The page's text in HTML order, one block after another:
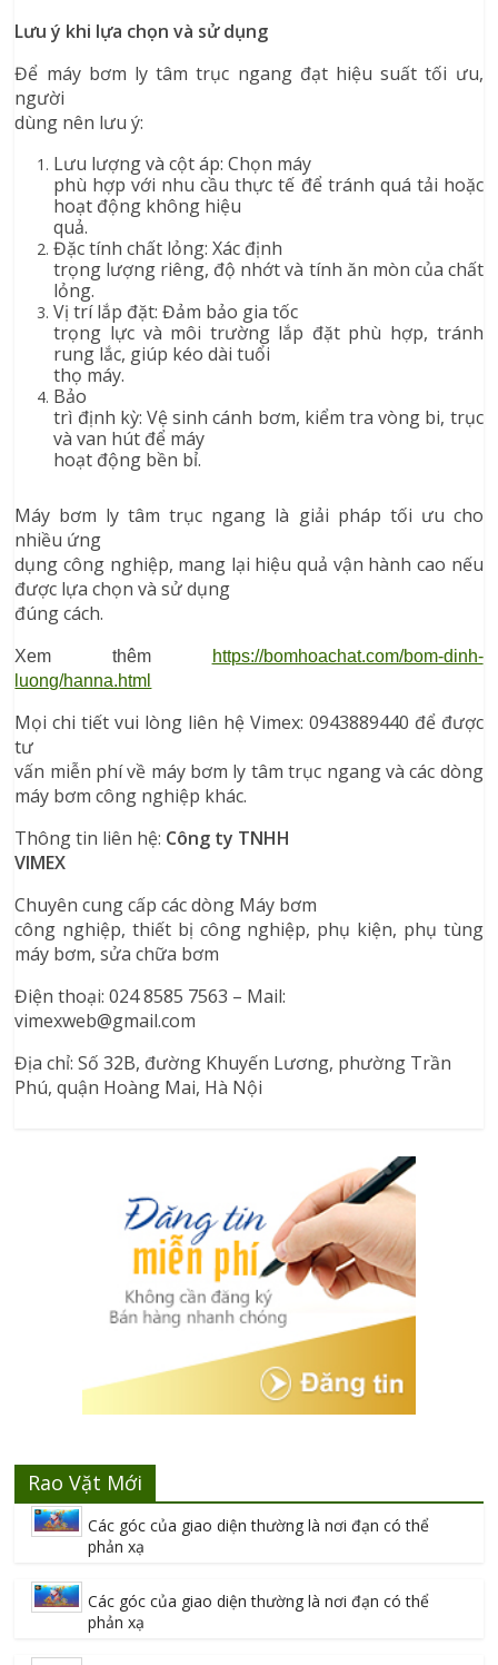
Lưu ý khi lựa chọn và sử dụng
Để máy bơm ly tâm trục ngang đạt hiệu suất tối ưu,
người
dùng nên lưu ý:
Lưu lượng và cột áp: Chọn máy
phù hợp với nhu cầu thực tế để tránh quá tải hoặc
hoạt động không hiệu
quả.
Đặc tính chất lỏng: Xác định
trọng lượng riêng, độ nhớt và tính ăn mòn của chất
lỏng.
Vị trí lắp đặt: Đảm bảo gia tốc
trọng lực và môi trường lắp đặt phù hợp, tránh
rung lắc, giúp kéo dài tuổi
thọ máy.
Bảo
trì định kỳ: Vệ sinh cánh bơm, kiểm tra vòng bi, trục
và van hút để máy
hoạt động bền bỉ.
Máy bơm ly tâm trục ngang là giải pháp tối ưu cho
nhiều ứng
dụng công nghiệp, mang lại hiệu quả vận hành cao nếu
được lựa chọn và sử dụng
đúng cách.
Xem thêm
https://bomhoachat.com/bom-dinh-
luong/hanna.html
Mọi chi tiết vui lòng liên hệ Vimex: 0943889440 để được
tư
vấn miễn phí về máy bơm ly tâm trục ngang và các dòng
máy bơm công nghiệp khác.
Thông tin liên hệ: Công ty TNHH
VIMEX
Chuyên cung cấp các dòng Máy bơm
công nghiệp, thiết bị công nghiệp, phụ kiện, phụ tùng
máy bơm, sửa chữa bơm
Điện thoại: 024 8585 7563 – Mail:
vimexweb@gmail.com
Địa chỉ: Số 32B, đường Khuyến Lương, phường Trần
Phú, quận Hoàng Mai, Hà Nội
Rao Vặt Mới
Các góc của giao diện thường là nơi đạn có thể
phản xạ
Các góc của giao diện thường là nơi đạn có thể
phản xạ